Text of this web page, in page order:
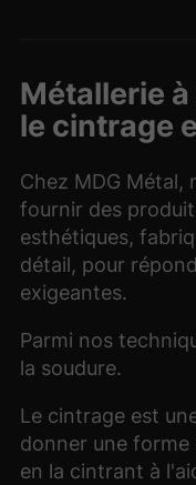
Métallerie
le cintrage
Chez MDG Métal,
fournir des
esthétiques,
détail, pour
exigeantes.
Parmi nos
la soudure.
Le cintrage est
donner une forme
en la cintrant à